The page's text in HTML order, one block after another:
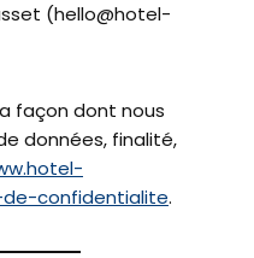
(hello@hotel-
façon dont nous
données, finalité,
confidentialite.